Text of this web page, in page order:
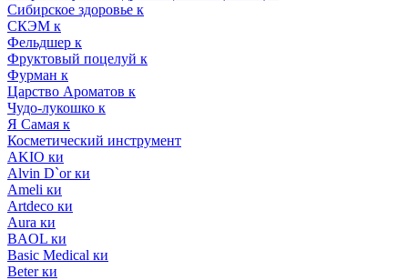
Сибирское здоровье к
СКЭМ к
Фельдшер к
Фруктовый поцелуй к
Фурман к
Царство Ароматов к
Чудо-лукошко к
Я Самая к
Косметический инструмент
AKIO ки
Alvin D`or ки
Ameli ки
Artdeco ки
Aura ки
BAOL ки
Basic Medical ки
Beter ки